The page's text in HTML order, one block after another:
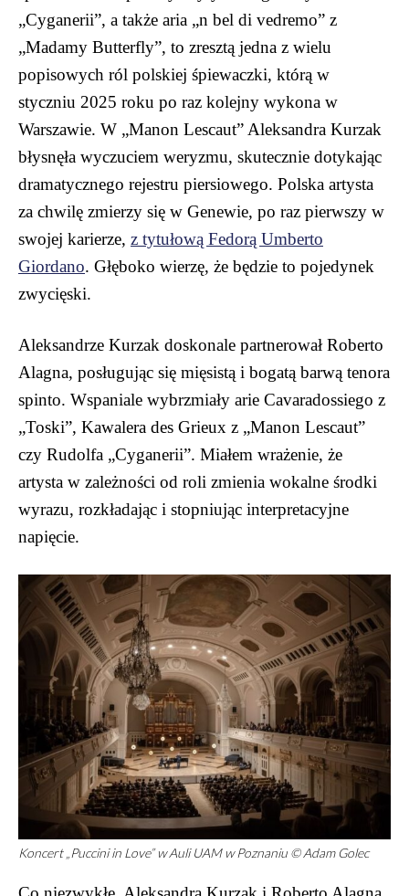
„Cyganerii”, a także aria „n bel di vedremo” z
„Madamy Butterfly”, to zresztą jedna z wielu
popisowych ról polskiej śpiewaczki, którą w
styczniu 2025 roku po raz kolejny wykona w
Warszawie. W „Manon Lescaut” Aleksandra Kurzak
błysnęła wyczuciem weryzmu, skutecznie dotykając
dramatycznego rejestru piersiowego. Polska artysta
za chwilę zmierzy się w Genewie, po raz pierwszy w
swojej karierze, z tytułową Fedorą Umberto
Giordano. Głęboko wierzę, że będzie to pojedynek
zwycięski.
Aleksandrze Kurzak doskonale partnerował Roberto
Alagna, posługując się mięsistą i bogatą barwą tenora
spinto. Wspaniale wybrzmiały arie Cavaradossiego z
„Toski”, Kawalera des Grieux z „Manon Lescaut”
czy Rudolfa „Cyganerii”. Miałem wrażenie, że
artysta w zależności od roli zmienia wokalne środki
wyrazu, rozkładając i stopniując interpretacyjne
napięcie.
Koncert „Puccini in Love” w Auli UAM w Poznaniu © Adam Golec